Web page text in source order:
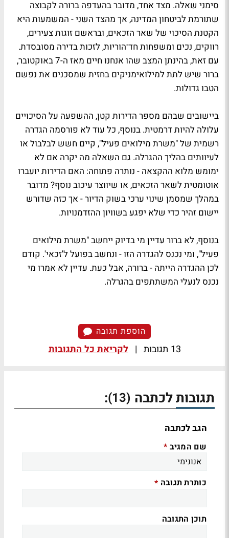
סימני שאלה. מצד אחד, מדובר בהעדפה ברורה לקבוצה
שתורמת לביטחון המדינה, אך מהצד השני - המשמעות היא
הקטנת הסיכוי של שאר הזכאים, ובראשם זוגות צעירים,
רווקים, נכים ומשפחות חד־הוריות, לזכות בדירה מסובסדת.
עם זאת, בהינתן המצב שהו אנחנו חיים מאז ה-7 באוקטובר,
ברור שיש לתת למילואימניקים בחזית שמסכנים את נפשם
הטבו גדולות.
ביישובים שבהם מספר הדירות קטן, ההשפעה על הסיכויים
עלולה להיות דרמטית. בנוסף, כל עוד לא פורסמה הגדרה
רשמית של "משרת מילואים פעיל", קיים חשש לבלבול או
לעיוותים בהליך ההגרלה. גם השאלה מה יקרה אם לא
ימומש מלוא ההקצאה - נותרה פתוחה: האם הדירות יועברו
אוטומטית לשאר הזכאים, או שיווצר עיכוב נוסף? מדובר
במהלך שמסמן שינוי ערכי בשוק הדיור - אך כזה שדורש
יישום זהיר כדי שלא יפגע בשוויון ההזדמנויות.
בנוסף, לא ברור עדיין מי בדיוק ייחשב "משרת מילואים
פעיל", ומי נכנס להגדרה הזו - ונחשב בפועל ל'זכאי'. קודם
לכן ההגדרה הייתה - ברורה, אבל כעת. עדיין לא אמרו מי
נכנס לנעלי המשתתפים בהגרלה.
הוספת תגובה
13 תגובות | לקריאת כל התגובות
תגובות לכתבה (13)
:
הגב לכתבה
שם המגיב *
כותרת תגובה *
תוכן התגובה